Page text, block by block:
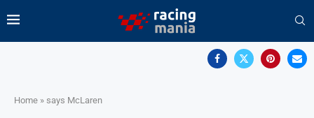
Home » says McLaren